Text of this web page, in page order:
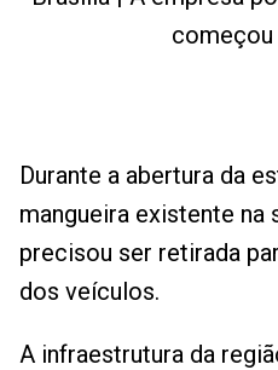
começou
Durante a abertura da
mangueira existente na
precisou ser retirada
dos veículos.
A infraestrutura da